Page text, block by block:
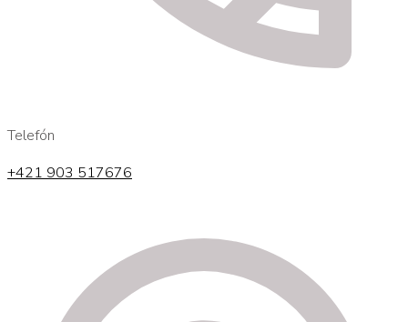
Telefón
+421 903 517676